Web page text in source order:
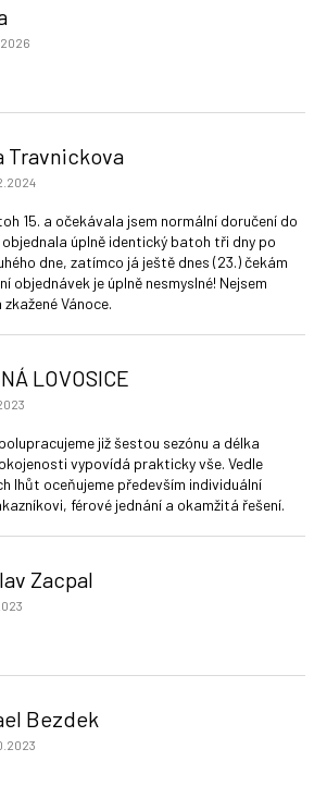
obchodu je 1 z 5 hvězdiček.
Travnickova
obchodu je 1 z 5 hvězdiček.
15. a očekávala jsem normální doručení do
objednala úplně identický batoh tři dny po
dne, zatímco já ještě dnes (23.) čekám
objednávek je úplně nesmyslné! Nejsem
Vánoce.
LOVOSICE
obchodu je 5 z 5 hvězdiček.
již šestou sezónu a délka
vypovídá prakticky vše. Vedle
lhůt oceňujeme především individuální
férové jednání a okamžitá řešení.
Zacpal
obchodu je 5 z 5 hvězdiček.
Bezdek
obchodu je 5 z 5 hvězdiček.